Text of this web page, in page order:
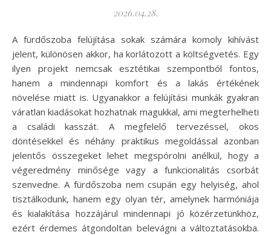
2026.04.28.
A fürdőszoba felújítása sokak számára komoly kihívást
jelent, különösen akkor, ha korlátozott a költségvetés. Egy
ilyen projekt nemcsak esztétikai szempontból fontos,
hanem a mindennapi komfort és a lakás értékének
növelése miatt is. Ugyanakkor a felújítási munkák gyakran
váratlan kiadásokat hozhatnak magukkal, ami megterhelheti
a családi kasszát. A megfelelő tervezéssel, okos
döntésekkel és néhány praktikus megoldással azonban
jelentős összegeket lehet megspórolni anélkül, hogy a
végeredmény minősége vagy a funkcionalitás csorbát
szenvedne. A fürdőszoba nem csupán egy helyiség, ahol
tisztálkodunk, hanem egy olyan tér, amelynek harmóniája
és kialakítása hozzájárul mindennapi jó közérzetünkhöz,
ezért érdemes átgondoltan belevágni a változtatásokba.